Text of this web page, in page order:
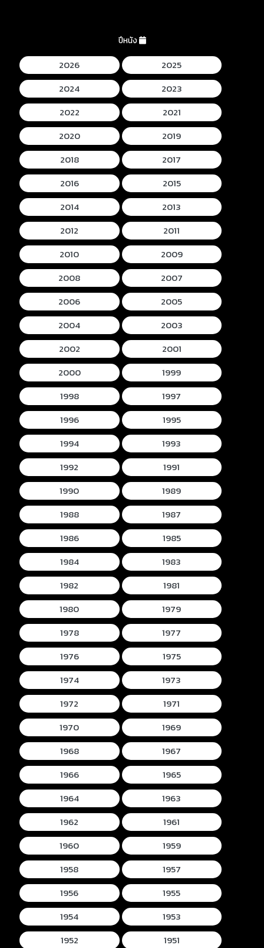
ปีหนัง
2026
2025
2024
2023
2022
2021
2020
2019
2018
2017
2016
2015
2014
2013
2012
2011
2010
2009
2008
2007
2006
2005
2004
2003
2002
2001
2000
1999
1998
1997
1996
1995
1994
1993
1992
1991
1990
1989
1988
1987
1986
1985
1984
1983
1982
1981
1980
1979
1978
1977
1976
1975
1974
1973
1972
1971
1970
1969
1968
1967
1966
1965
1964
1963
1962
1961
1960
1959
1958
1957
1956
1955
1954
1953
1952
1951